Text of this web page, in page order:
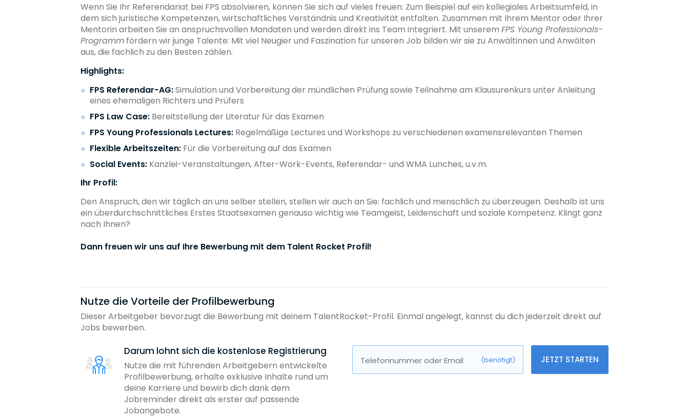
Wenn Sie Ihr Referendariat bei FPS absolvieren, können Sie sich auf vieles freuen: Zum Beispiel auf ein kollegiales Arbeitsumfeld, in
dem sich juristische Kompetenzen, wirtschaftliches Verständnis und Kreativität entfalten. Zusammen mit Ihrem Mentor oder Ihrer
Mentorin arbeiten Sie an anspruchsvollen Mandaten und werden direkt ins Team integriert. Mit unserem FPS Young Professionals-
Programm fördern wir junge Talente: Mit viel Neugier und Faszination für unseren Job bilden wir sie zu Anwältinnen und Anwälten
aus, die fachlich zu den Besten zählen.
Highlights:
FPS Referendar-AG:Simulation und Vorbereitung der mündlichen Prüfung sowie Teilnahme am Klausurenkurs unter Anleitung
eines ehemaligen Richters und Prüfers
FPS Law Case: Bereitstellung der Literatur für das Examen
FPS Young Professionals Lectures: Regelmäßige Lectures und Workshops zu verschiedenen examensrelevanten Themen
Flexible Arbeitszeiten: Für die Vorbereitung auf das Examen
Social Events: Kanzlei-Veranstaltungen, After-Work-Events, Referendar- und WMA Lunches, u.v.m.
Ihr Profil:
Den Anspruch, den wir täglich an uns selber stellen, stellen wir auch an Sie: fachlich und menschlich zu überzeugen. Deshalb ist uns
ein überdurchschnittliches Erstes Staatsexamen genauso wichtig wie Teamgeist, Leidenschaft und soziale Kompetenz. Klingt ganz
nach Ihnen?
Dann freuen wir uns auf Ihre Bewerbung mit dem Talent Rocket Profil!
Nutze die Vorteile der Profilbewerbung
Dieser Arbeitgeber bevorzugt die Bewerbung mit deinem TalentRocket-Profil. Einmal angelegt, kannst du dich jederzeit direkt auf
Jobs bewerben.
Darum lohnt sich die kostenlose Registrierung
Nutze die mit führenden Arbeitgebern entwickelte
Profilbewerbung, erhalte exklusive Inhalte rund um
deine Karriere und bewirb dich dank dem
Jobreminder direkt als erster auf passende
Jobangebote.
Telefonnummer oder Email (benötigt) JETZT STARTEN